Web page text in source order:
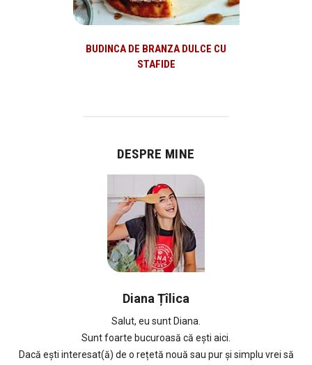
BUDINCA DE BRANZA DULCE CU
STAFIDE
DESPRE MINE
Diana Țîlica
Salut, eu sunt Diana.
Sunt foarte bucuroasă că ești aici.
Dacă ești interesat(ă) de o rețetă nouă sau pur și simplu vrei să